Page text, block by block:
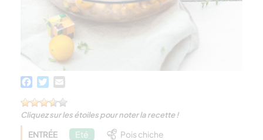
Facebook
Twitter
Cliquez sur les étoiles pour noter la recette !
ENTRÉE Eté
Pois chiche